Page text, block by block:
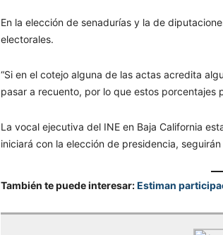
En la elección de senadurías y la de
electorales.
“Si en el cotejo alguna de las actas acredita
pasar a recuento, por lo que estos porcentajes
La vocal ejecutiva del INE en Baja California
iniciará con la elección de presidencia,
También te puede interesar:Estiman